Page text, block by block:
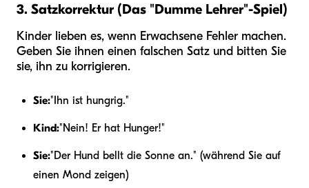
3. Satzkorrektur (Das "Dumme Lehrer"-Spiel)
Kinder lieben es, wenn Erwachsene Fehler machen.
Geben Sie ihnen einen falschen Satz und bitten Sie
sie, ihn zu korrigieren.
Sie:"Ihn ist hungrig."
Kind:"Nein! Er hat Hunger!"
Sie:"Der Hund bellt die Sonne an." (während Sie auf
einen Mond zeigen)